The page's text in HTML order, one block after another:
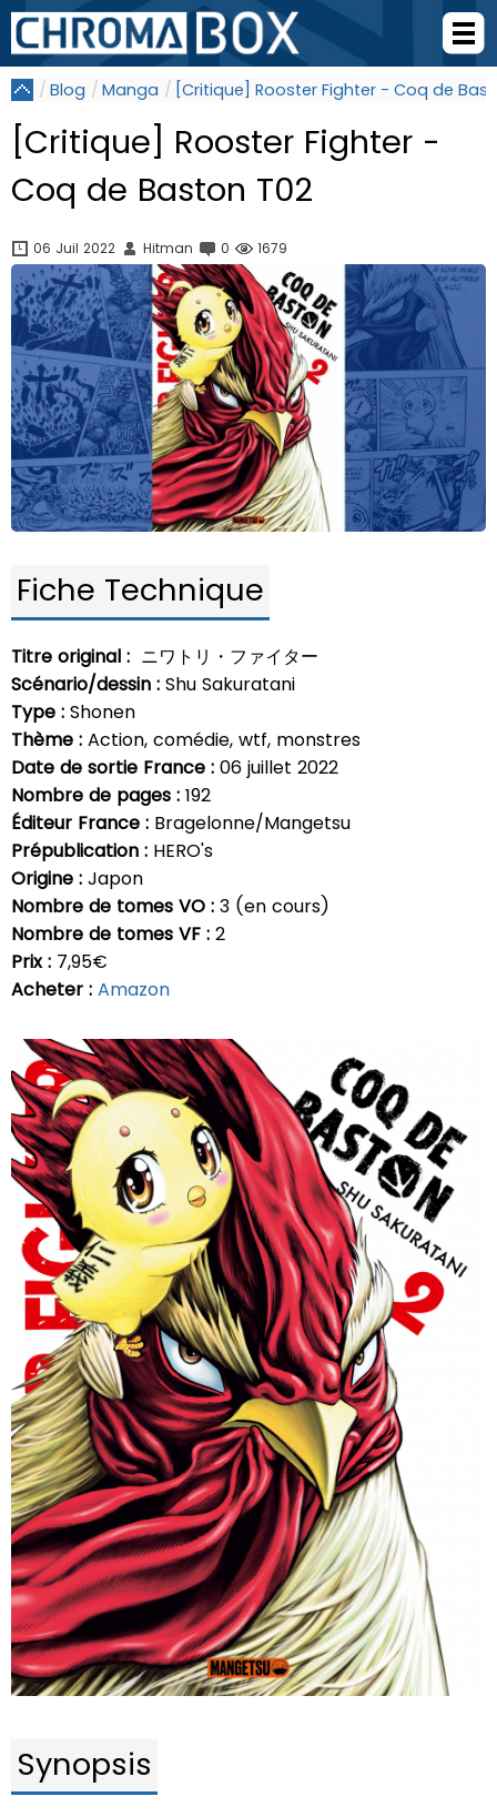
Blog Manga [Critique] Rooster Fighter - Coq de
[Critique] Rooster Fighter -
Coq de Baston T02
06 Juil 2022 Hitman 0 1679
Fiche Technique
Titre original : ニワトリ・ファイター
Scénario/dessin : Shu Sakuratani
Type : Shonen
Thème : Action, comédie, wtf, monstres
Date de sortie France : 06 juillet 2022
Nombre de pages : 192
Éditeur France : Bragelonne/Mangetsu
Prépublication : HERO's
Origine : Japon
Nombre de tomes VO : 3 (en cours)
Nombre de tomes VF : 2
Prix : 7,95€
Acheter : Amazon
Synopsis